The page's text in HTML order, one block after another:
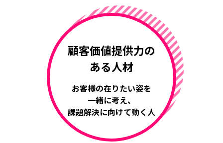
顧客価値提供力の
ある人材
お客様の在りたい姿を
一緒に考え、
課題解決に向けて動く人